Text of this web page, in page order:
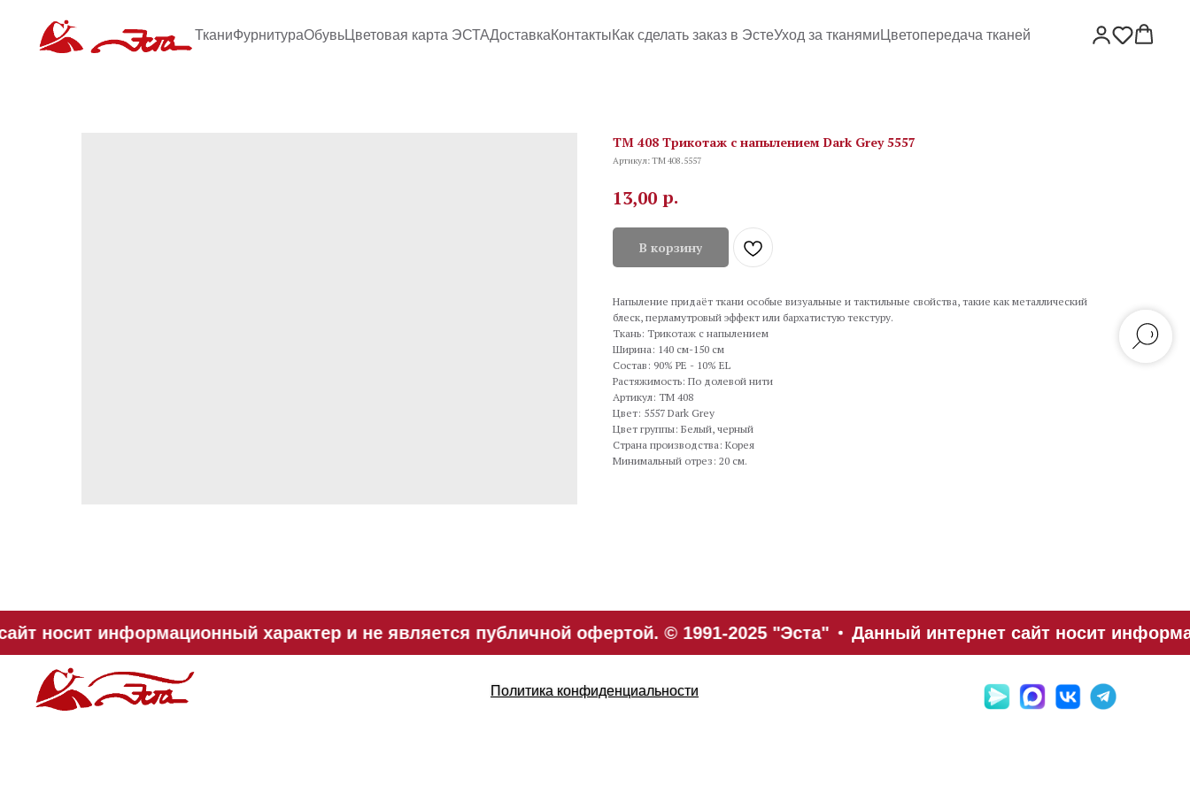
ТканиФурнитураОбувьЦветовая карта ЭСТАДоставкаКонтактыКак сделать заказ в ЭстеУход за тканями Цветопередача тканей
TM 408 Трикотаж с напылением Dark Grey 5557
Артикул:TM 408.5557
13,00 р.
В корзину
Напыление придаёт ткани особые визуальные и тактильные свойства, такие как металлический
блеск, перламутровый эффект или бархатистую текстуру.
Ткань: Трикотаж с напылением
Ширина: 140 см-150 см
Состав: 90% PE - 10% EL
Растяжимость: По долевой нити
Артикул: TM 408
Цвет: 5557 Dark Grey
Цвет группы: Белый, черный
Страна производства: Корея
Минимальный отрез: 20 см.
носит информационный характер и не является публичной офертой. © 1991-2025 "Эста" Данный интернет сайт носит
Политика конфиденциальности